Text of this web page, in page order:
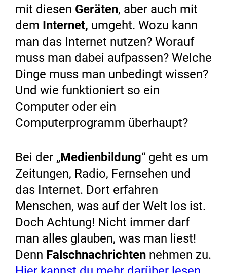
mit diesen Geräten, aber auch mit
dem Internet, umgeht. Wozu kann
man das Internet nutzen? Worauf
muss man dabei aufpassen? Welche
Dinge muss man unbedingt wissen?
Und wie funktioniert so ein
Computer oder ein
Computerprogramm überhaupt?
Bei der „Medienbildung“ geht es um
Zeitungen, Radio, Fernsehen und
das Internet. Dort erfahren
Menschen, was auf der Welt los ist.
Doch Achtung! Nicht immer darf
man alles glauben, was man liest!
Denn Falschnachrichten nehmen zu.